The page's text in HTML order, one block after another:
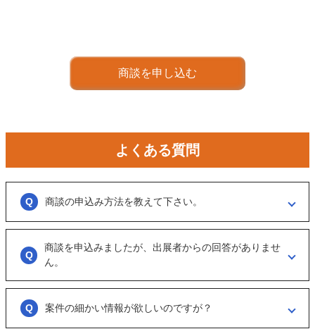
商談を申し込む
よくある質問
商談の申込み方法を教えて下さい。
「商談を申し込む」ボタンからお申し込みください。
商談といっても、急に条件、金額交渉を行う訳ではなくまずは、どのよ
うな事業をされているのか？
可能であれば、詳細情報を出して欲しいと連絡ください。
商談を申込みましたが、出展者からの回答がありませ
ん。
大変申し訳ございません。こちらも、回答がない出展者には返事をする
ように催促をしております。
ただ、案件を見ていない方もおられるので、数日経っても返信がない場
案件の細かい情報が欲しいのですが？